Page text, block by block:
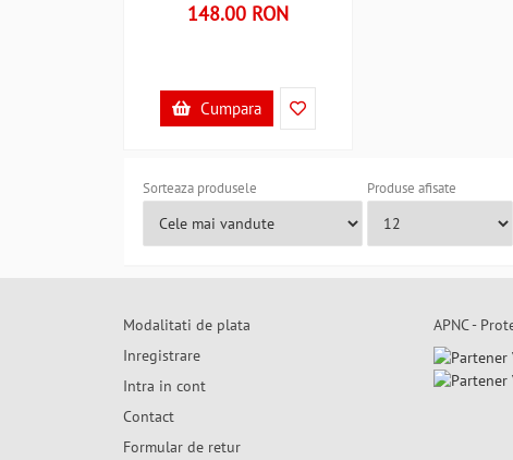
R50061
148.00 RON
Cumpara
Sorteaza produsele Produse afisate
Modalitati de plata
Inregistrare
Intra in cont
Contact
Formular de retur
APNC -